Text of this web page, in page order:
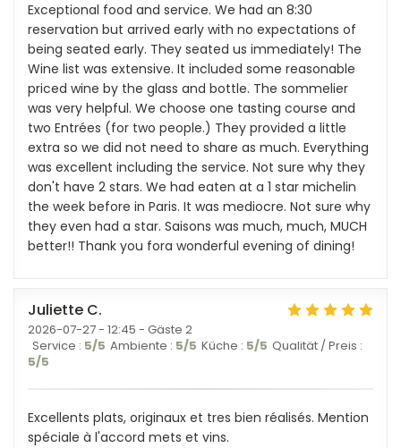
Exceptional food and service. We had an 8:30
reservation but arrived early with no expectations of
being seated early. They seated us immediately! The
Wine list was extensive. It included some reasonable
priced wine by the glass and bottle. The sommelier
was very helpful. We choose one tasting course and
two Entrées (for two people.) They provided a little
extra so we did not need to share as much. Everything
was excellent including the service. Not sure why they
don't have 2 stars. We had eaten at a 1 star michelin
the week before in Paris. It was mediocre. Not sure why
they even had a star. Saisons was much, much, MUCH
better!! Thank you fora wonderful evening of dining!
Juliette C
2026-07-27- 12:45 - Gäste 2
Service : 5/5 Ambiente : 5/5 Küche : 5/5 Qualität / Preis :
5/5
Excellents plats, originaux et tres bien réalisés. Mention
spéciale à l'accord mets et vins.